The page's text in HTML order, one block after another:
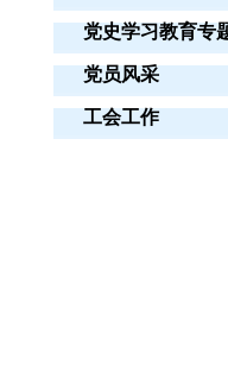
党史学习教育专
党员风采
工会工作